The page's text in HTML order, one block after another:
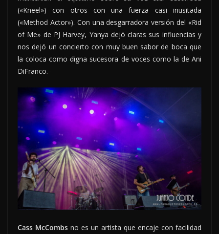
(«Kneel») con otros con una fuerza casi inusitada
(«Method Actor»). Con una desgarradora versión del «Rid
of Me» de PJ Harvey, Yanya dejó claras sus influencias y
nos dejó un concierto con muy buen sabor de boca que
la coloca como digna sucesora de voces como la de Ani
DiFranco.
Cass McCombs no es un artista que encaje con facilidad